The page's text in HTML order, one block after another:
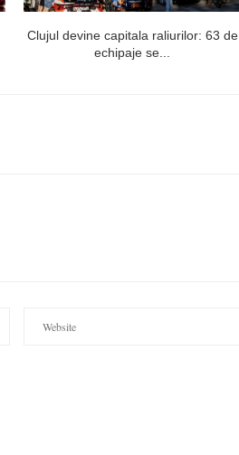
Clujul devine capitala raliurilor: 63 de
echipaje se...